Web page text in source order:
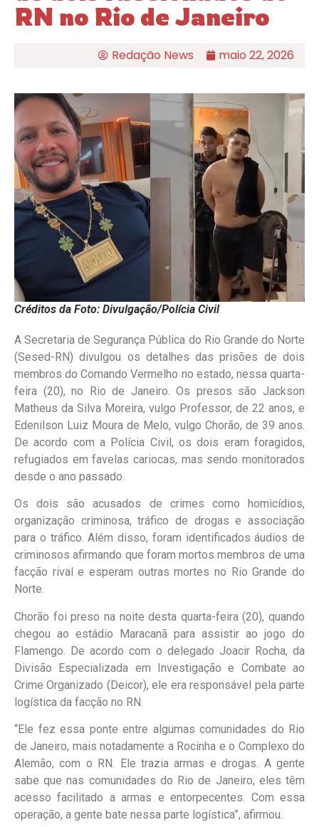
RN no Rio de Janeiro
Redação News maio 22, 2026
Créditos da Foto: Divulgação/Polícia Civil
A Secretaria de Segurança Pública do Rio Grande do Norte
(Sesed-RN) divulgou os detalhes das prisões de dois
membros do Comando Vermelho no estado, nessa quarta-
feira (20), no Rio de Janeiro. Os presos são Jackson
Matheus da Silva Moreira, vulgo Professor, de 22 anos, e
Edenilson Luiz Moura de Melo, vulgo Chorão, de 39 anos.
De acordo com a Polícia Civil, os dois eram foragidos,
refugiados em favelas cariocas, mas sendo monitorados
desde o ano passado.
Os dois são acusados ​​de crimes como homicídios,
organização criminosa, tráfico de drogas e associação
para o tráfico. Além disso, foram identificados áudios de
criminosos afirmando que foram mortos membros de uma
facção rival e esperam outras mortes no Rio Grande do
Norte.
Chorão foi preso na noite desta quarta-feira (20), quando
chegou ao estádio Maracanã para assistir ao jogo do
Flamengo. De acordo com o delegado Joacir Rocha, da
Divisão Especializada em Investigação e Combate ao
Crime Organizado (Deicor), ele era responsável pela parte
logística da facção no RN.
“Ele fez essa ponte entre algumas comunidades do Rio
de Janeiro, mais notadamente a Rocinha e o Complexo do
Alemão, com o RN. Ele trazia armas e drogas. A gente
sabe que nas comunidades do Rio de Janeiro, eles têm
acesso facilitado a armas e entorpecentes. Com essa
operação, a gente bate nessa parte logística”, afirmou.